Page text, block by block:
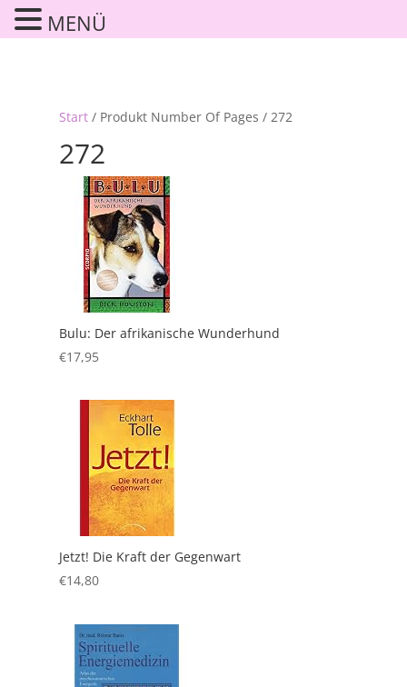
Start/ Produkt Number Of Pages / 272
272
Bulu: Der afrikanische Wunderhund
€17,95
Jetzt! Die Kraft der Gegenwart
€14,80
MENÜ